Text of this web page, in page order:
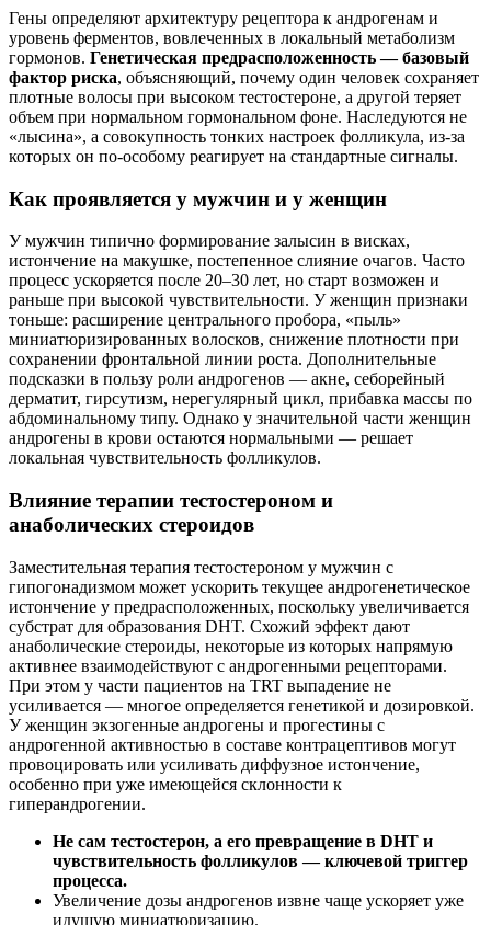
Гены определяют архитектуру рецептора к андрогенам и
уровень ферментов, вовлеченных в локальный метаболизм
гормонов. Генетическая предрасположенность — базовый
фактор риска, объясняющий, почему один человек сохраняет
плотные волосы при высоком тестостероне, а другой теряет
объем при нормальном гормональном фоне. Наследуются не
«лысина», а совокупность тонких настроек фолликула, из‑за
которых он по‑особому реагирует на стандартные сигналы.
Как проявляется у мужчин и у женщин
У мужчин типично формирование залысин в висках,
истончение на макушке, постепенное слияние очагов. Часто
процесс ускоряется после 20–30 лет, но старт возможен и
раньше при высокой чувствительности. У женщин признаки
тоньше: расширение центрального пробора, «пыль»
миниатюризированных волосков, снижение плотности при
сохранении фронтальной линии роста. Дополнительные
подсказки в пользу роли андрогенов — акне, себорейный
дерматит, гирсутизм, нерегулярный цикл, прибавка массы по
абдоминальному типу. Однако у значительной части женщин
андрогены в крови остаются нормальными — решает
локальная чувствительность фолликулов.
Влияние терапии тестостероном и
анаболических стероидов
Заместительная терапия тестостероном у мужчин с
гипогонадизмом может ускорить текущее андрогенетическое
истончение у предрасположенных, поскольку увеличивается
субстрат для образования DHT. Схожий эффект дают
анаболические стероиды, некоторые из которых напрямую
активнее взаимодействуют с андрогенными рецепторами.
При этом у части пациентов на TRT выпадение не
усиливается — многое определяется генетикой и дозировкой.
У женщин экзогенные андрогены и прогестины с
андрогенной активностью в составе контрацептивов могут
провоцировать или усиливать диффузное истончение,
особенно при уже имеющейся склонности к
гиперандрогении.
Не сам тестостерон, а его превращение в DHT и
чувствительность фолликулов — ключевой триггер
процесса.
Увеличение дозы андрогенов извне чаще ускоряет уже
идущую миниатюризацию.